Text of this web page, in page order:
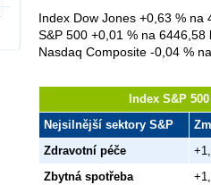
Index Dow Jones +0,63 % na
S&P 500 +0,01 % na 6446,58
Nasdaq Composite -0,04 %
Index S&P
Nejsilnější sektory S&P
Zdravotní péče
Zbytná spotřeba